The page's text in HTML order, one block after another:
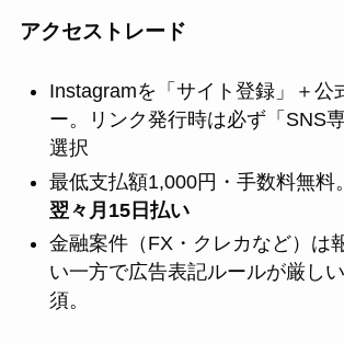
アクセストレード
Instagramを「サイト登録」＋公
ー。リンク発行時は必ず「SNS
選択
最低支払額1,000円・手数料無料
翌々月15日払い
金融案件（FX・クレカなど）は
い一方で広告表記ルールが厳し
須。